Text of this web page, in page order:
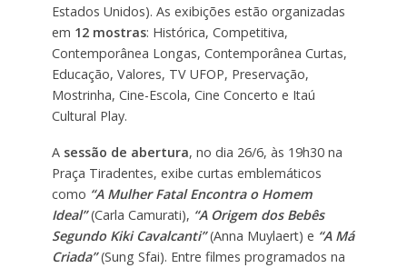
Estados Unidos). As exibições estão organizadas
em 12 mostras: Histórica, Competitiva,
Contemporânea Longas, Contemporânea Curtas,
Educação, Valores, TV UFOP, Preservação,
Mostrinha, Cine-Escola, Cine Concerto e Itaú
Cultural Play.
A sessão de abertura, no dia 26/6, às 19h30 na
Praça Tiradentes, exibe curtas emblemáticos
como “A Mulher Fatal Encontra o Homem
Ideal”(Carla Camurati), “A Origem dos Bebês
Segundo Kiki Cavalcanti”(Anna Muylaert) e “A Má
Criada”(Sung Sfai). Entre filmes programados na